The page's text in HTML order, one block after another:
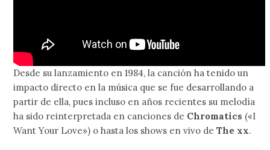
Desde su lanzamiento en 1984, la canción ha tenido un
impacto directo en la música que se fue desarrollando a
partir de ella, pues incluso en años recientes su melodía
ha sido reinterpretada en canciones de Chromatics («I
Want Your Love») o hasta los shows en vivo deThe xx.